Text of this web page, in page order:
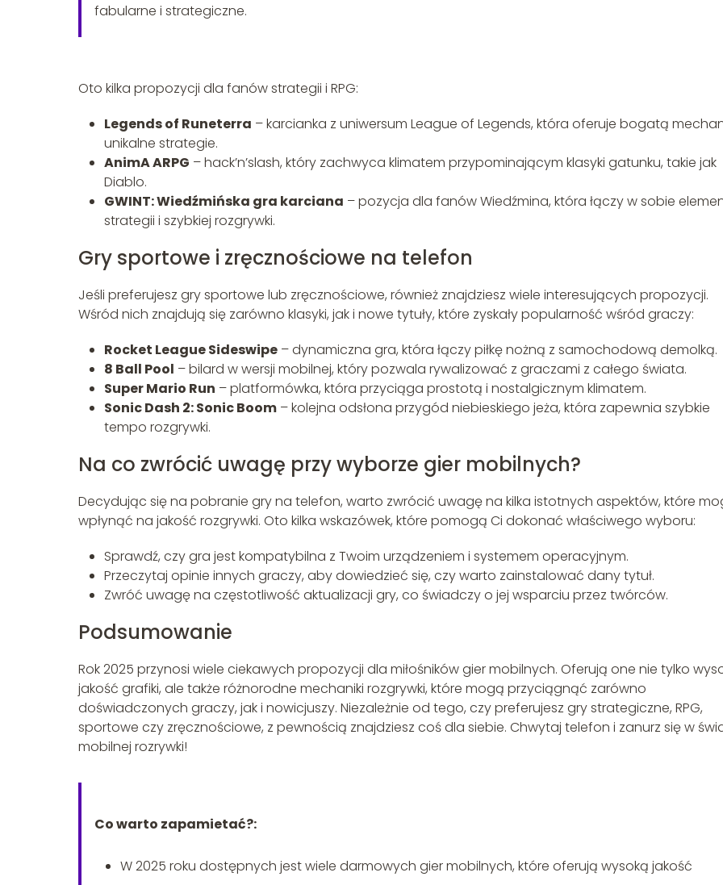
fabularne i strategiczne.
Oto kilka propozycji dla fanów strategii i RPG:
Legends of Runeterra – karcianka z uniwersum League of Legends, która oferuje bogatą
unikalne strategie.
AnimA ARPG – hack’n’slash, który zachwyca klimatem przypominającym klasyki gatunku, takie jak
Diablo.
GWINT: Wiedźmińska gra karciana – pozycja dla fanów Wiedźmina, która łączy w sobie
strategii i szybkiej rozgrywki.
Gry sportowe i zręcznościowe na telefon
Jeśli preferujesz gry sportowe lub zręcznościowe, również znajdziesz wiele interesujących propozycji.
Wśród nich znajdują się zarówno klasyki, jak i nowe tytuły, które zyskały popularność wśród graczy:
Rocket League Sideswipe – dynamiczna gra, która łączy piłkę nożną z samochodową demolką.
8 Ball Pool – bilard w wersji mobilnej, który pozwala rywalizować z graczami z całego świata.
Super Mario Run – platformówka, która przyciąga prostotą i nostalgicznym klimatem.
Sonic Dash 2: Sonic Boom – kolejna odsłona przygód niebieskiego jeża, która zapewnia szybkie
tempo rozgrywki.
Na co zwrócić uwagę przy wyborze gier mobilnych?
Decydując się na pobranie gry na telefon, warto zwrócić uwagę na kilka istotnych aspektów, które
wpłynąć na jakość rozgrywki. Oto kilka wskazówek, które pomogą Ci dokonać właściwego wyboru:
Sprawdź, czy gra jest kompatybilna z Twoim urządzeniem i systemem operacyjnym.
Przeczytaj opinie innych graczy, aby dowiedzieć się, czy warto zainstalować dany tytuł.
Zwróć uwagę na częstotliwość aktualizacji gry, co świadczy o jej wsparciu przez twórców.
Podsumowanie
Rok 2025 przynosi wiele ciekawych propozycji dla miłośników gier mobilnych. Oferują one nie tylko
jakość grafiki, ale także różnorodne mechaniki rozgrywki, które mogą przyciągnąć zarówno
doświadczonych graczy, jak i nowicjuszy. Niezależnie od tego, czy preferujesz gry strategiczne, RPG,
sportowe czy zręcznościowe, z pewnością znajdziesz coś dla siebie. Chwytaj telefon i zanurz się w
mobilnej rozrywki!
Co warto zapamietać?:
W 2025 roku dostępnych jest wiele darmowych gier mobilnych, które oferują wysoką jakość